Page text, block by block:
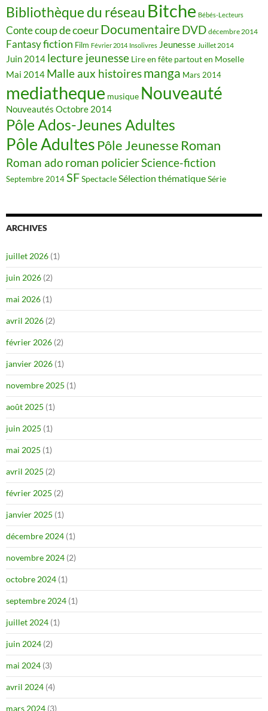
Bibliothèque du réseau Bitche Bébés-Lecteurs
Contecoup de coeurDocumentaireDVD décembre 2014
Fantasyfiction Film Février 2014 Insolivres Jeunesse Juillet 2014
Juin 2014 lecture jeunesse Lire en fête partout en Moselle
Mai 2014 Malle aux histoiresmanga Mars 2014
mediatheque musique Nouveauté
Nouveautés Octobre 2014
Pôle Ados-Jeunes Adultes
Pôle Adultes Pôle Jeunesse Roman
Roman ado roman policierScience-fiction
Septembre 2014SFSpectacle Sélection thématiqueSérie
ARCHIVES
juillet 2026 (1)
juin 2026 (2)
mai 2026 (1)
avril 2026 (2)
février 2026 (2)
janvier 2026 (1)
novembre 2025 (1)
août 2025 (1)
juin 2025 (1)
mai 2025 (1)
avril 2025 (2)
février 2025 (2)
janvier 2025 (1)
décembre 2024 (1)
novembre 2024 (2)
octobre 2024 (1)
septembre 2024 (1)
juillet 2024 (1)
juin 2024 (2)
mai 2024 (3)
avril 2024 (4)
mars 2024 (3)